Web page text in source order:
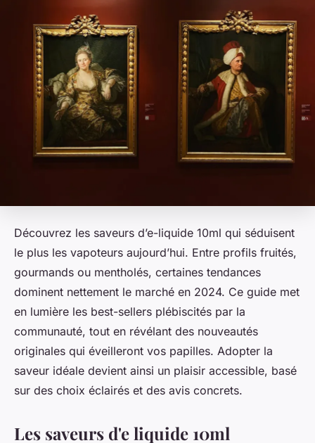
Découvrez les saveurs d’e-liquide 10ml qui séduisent
le plus les vapoteurs aujourd’hui. Entre profils fruités,
gourmands ou mentholés, certaines tendances
dominent nettement le marché en 2024. Ce guide met
en lumière les best-sellers plébiscités par la
communauté, tout en révélant des nouveautés
originales qui éveilleront vos papilles. Adopter la
saveur idéale devient ainsi un plaisir accessible, basé
sur des choix éclairés et des avis concrets.
Les saveurs d'e liquide 10ml